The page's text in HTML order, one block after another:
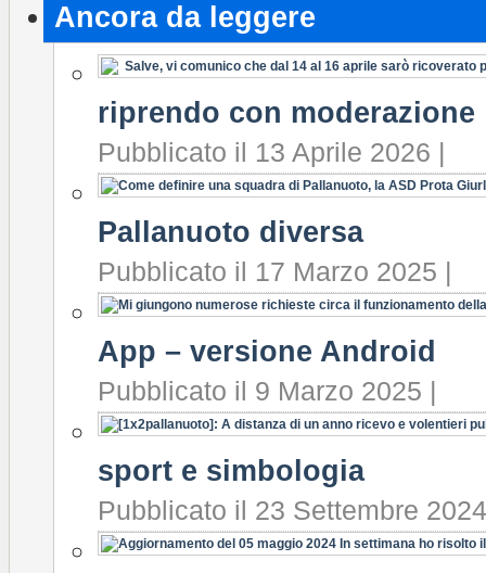
Ancora da leggere
riprendo con moderazione
Pubblicato il 13 Aprile 2026 |
Pallanuoto diversa
Pubblicato il 17 Marzo 2025 |
App – versione Android
Pubblicato il 9 Marzo 2025 |
sport e simbologia
Pubblicato il 23 Settembre